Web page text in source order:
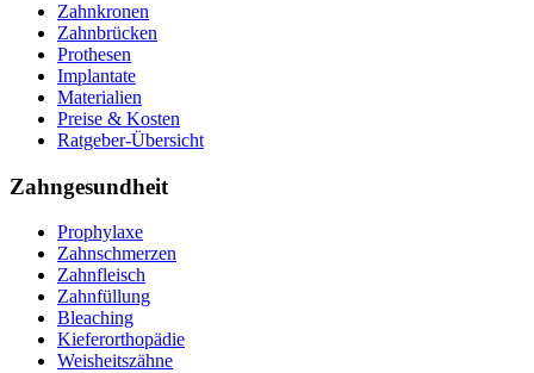
Zahnkronen
Zahnbrücken
Prothesen
Implantate
Materialien
Preise & Kosten
Ratgeber-Übersicht
Zahngesundheit
Prophylaxe
Zahnschmerzen
Zahnfleisch
Zahnfüllung
Bleaching
Kieferorthopädie
Weisheitszähne